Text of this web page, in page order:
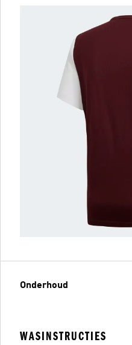
Onderhoud
WASINSTRUCTIES